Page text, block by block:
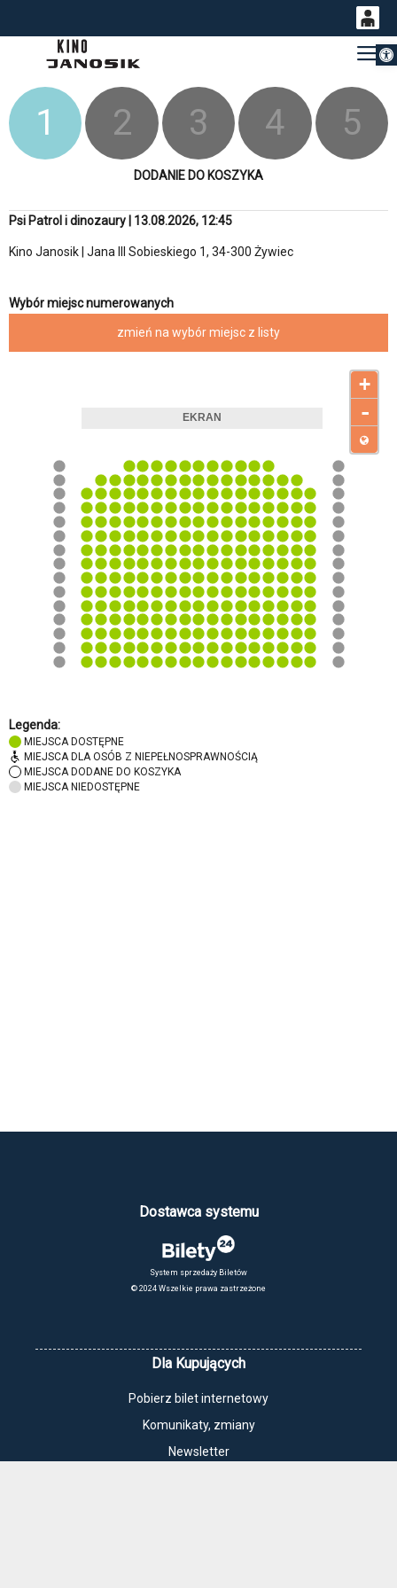
PLN
14
1 2 3 4 5
DODANIE DO KOSZYKA
Psi Patrol i dinozaury | 13.08.2026, 12:45
Kino Janosik | Jana III Sobieskiego 1, 34-300 Żywiec
Wybór miejsc numerowanych
zmień na wybór miejsc z listy
+
-
Legenda:
MIEJSCA DOSTĘPNE
MIEJSCA DLA OSÓB Z NIEPEŁNOSPRAWNOŚCIĄ
MIEJSCA DODANE DO KOSZYKA
MIEJSCA NIEDOSTĘPNE
Dostawca systemu
System sprzedaży Biletów
© 2024 Wszelkie prawa zastrzeżone
Dla Kupujących
Pobierz bilet internetowy
Komunikaty, zmiany
Newsletter